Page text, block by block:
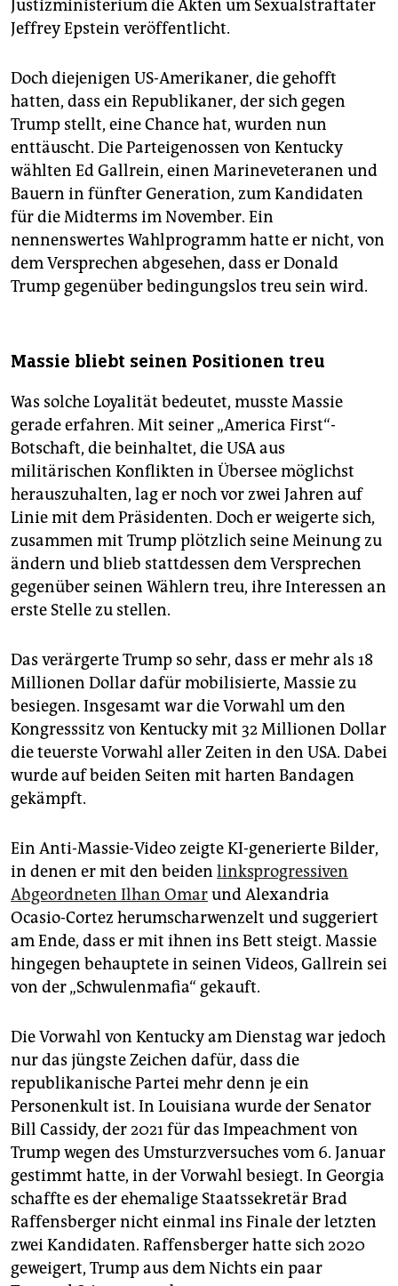
Justizministerium die Akten um Sexualstraftäter
Jeffrey Epstein veröffentlicht.
Doch diejenigen US-Amerikaner, die gehofft
hatten, dass ein Republikaner, der sich gegen
Trump stellt, eine Chance hat, wurden nun
enttäuscht. Die Parteigenossen von Kentucky
wählten Ed Gallrein, einen Marineveteranen und
Bauern in fünfter Generation, zum Kandidaten
für die Midterms im November. Ein
nennenswertes Wahlprogramm hatte er nicht, von
dem Versprechen abgesehen, dass er Donald
Trump gegenüber bedingungslos treu sein wird.
Massie bliebt seinen Positionen treu
Was solche Loyalität bedeutet, musste Massie
gerade erfahren. Mit seiner „America First“-
Botschaft, die beinhaltet, die USA aus
militärischen Konflikten in Übersee möglichst
herauszuhalten, lag er noch vor zwei Jahren auf
Linie mit dem Präsidenten. Doch er weigerte sich,
zusammen mit Trump plötzlich seine Meinung zu
ändern und blieb stattdessen dem Versprechen
gegenüber seinen Wählern treu, ihre Interessen an
erste Stelle zu stellen.
Das verärgerte Trump so sehr, dass er mehr als 18
Millionen Dollar dafür mobilisierte, Massie zu
besiegen. Insgesamt war die Vorwahl um den
Kongresssitz von Kentucky mit 32 Millionen Dollar
die teuerste Vorwahl aller Zeiten in den USA. Dabei
wurde auf beiden Seiten mit harten Bandagen
gekämpft.
Ein Anti-Massie-Video zeigte KI-generierte Bilder,
in denen er mit den beiden linksprogressiven
Abgeordneten Ilhan Omarund Alexandria
Ocasio-Cortez herumscharwenzelt und suggeriert
am Ende, dass er mit ihnen ins Bett steigt. Massie
hingegen behauptete in seinen Videos, Gallrein sei
von der „Schwulenmafia“ gekauft.
Die Vorwahl von Kentucky am Dienstag war jedoch
nur das jüngste Zeichen dafür, dass die
republikanische Partei mehr denn je ein
Personenkult ist. In Louisiana wurde der Senator
Bill Cassidy, der 2021 für das Impeachment von
Trump wegen des Umsturzversuches vom 6. Januar
gestimmt hatte, in der Vorwahl besiegt. In Georgia
schaffte es der ehemalige Staatssekretär Brad
Raffensberger nicht einmal ins Finale der letzten
zwei Kandidaten. Raffensberger hatte sich 2020
geweigert, Trump aus dem Nichts ein paar